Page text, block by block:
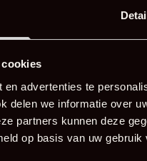
advertenties te
delen we informatie over
partners kunnen deze
op basis van uw gebruik